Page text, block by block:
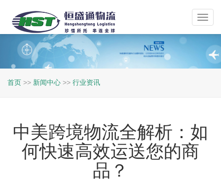
首页 >> 新闻中心 >> 行业资讯
中美跨境物流全解析：如
何快速高效运送您的商
品？